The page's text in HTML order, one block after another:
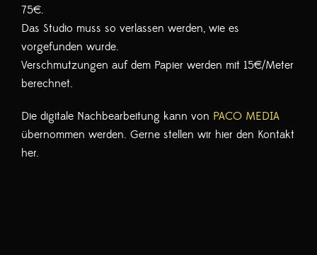
75€.
Das Studio muss so verlassen werden, wie es
vorgefunden wurde.
Verschmutzungen auf dem Papier werden mit 15€/Meter
berechnet.
Die digitale Nachbearbeitung kann von PACO MEDIA
übernommen werden. Gerne stellen wir hier den Kontakt
her.